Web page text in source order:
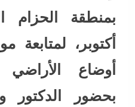
أكتوبر،
أوضاع الأراضي
بحضور الدكتور